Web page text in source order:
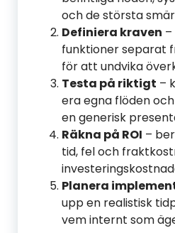
och de största
Definiera kraven
funktioner separat
för att undvika
Testa på riktigt –
era egna flöden
en generisk
Räkna på ROI –
tid, fel och
Planera
upp en realistisk
vem internt som